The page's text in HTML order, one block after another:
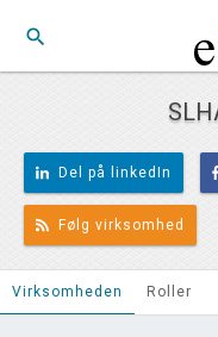
search
Del på linkedIn
Følg virksomhed
Virksomheden Roller